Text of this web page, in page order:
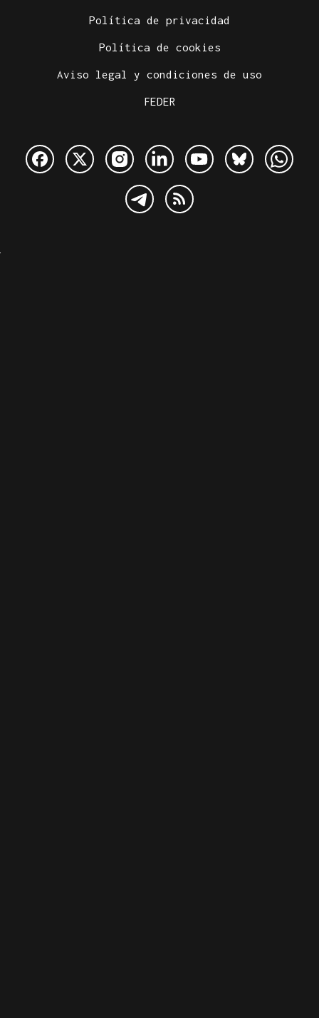
Política de privacidad
Política de cookies
Aviso legal y condiciones de uso
FEDER